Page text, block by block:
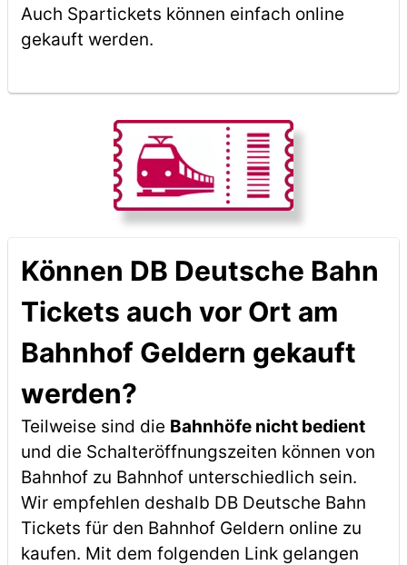
Auch Spartickets können einfach online
gekauft werden.
Können DB Deutsche Bahn
Tickets auch vor Ort am
Bahnhof Geldern gekauft
werden?
Teilweise sind die Bahnhöfe nicht bedient
und die Schalteröffnungszeiten können von
Bahnhof zu Bahnhof unterschiedlich sein.
Wir empfehlen deshalb DB Deutsche Bahn
Tickets für den Bahnhof Geldern online zu
kaufen. Mit dem folgenden Link gelangen